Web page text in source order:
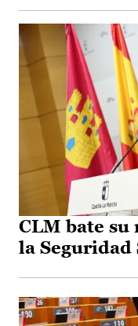
CLM bate
la Seguridad